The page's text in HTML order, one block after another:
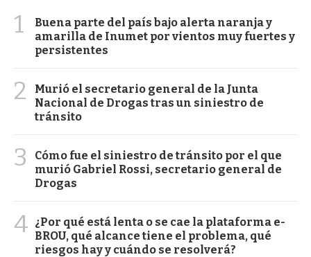
1
Buena parte del país bajo alerta naranja y
amarilla de Inumet por vientos muy fuertes y
persistentes
2
Murió el secretario general de la Junta
Nacional de Drogas tras un siniestro de
tránsito
3
Cómo fue el siniestro de tránsito por el que
murió Gabriel Rossi, secretario general de
Drogas
4 ¿Por qué está lenta o se cae la plataforma e-
BROU, qué alcance tiene el problema, qué
riesgos hay y cuándo se resolverá?